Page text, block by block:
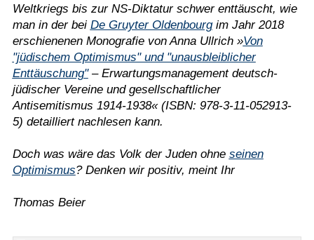
Weltkriegs bis zur NS-Diktatur schwer enttäuscht, wie
man in der bei De Gruyter Oldenbourgim Jahr 2018
erschienenen Monografie von Anna Ullrich »Von
"jüdischem Optimismus" und "unausbleiblicher
Enttäuschung"– Erwartungsmanagement deutsch-
jüdischer Vereine und gesellschaftlicher
Antisemitismus 1914-1938« (ISBN: 978-3-11-052913-
5) detailliert nachlesen kann.
Doch was wäre das Volk der Juden ohne seinen
Optimismus? Denken wir positiv, meint Ihr
Thomas Beier